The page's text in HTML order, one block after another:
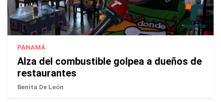
PANAMÁ
Alza del combustible golpea a dueños de
restaurantes
Benita De León